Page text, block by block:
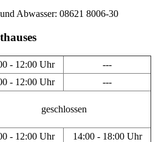
Abwasser: 08621 8006-30
- 12:00 Uhr
---
- 12:00 Uhr ---
geschlossen
- 12:00 Uhr
14:00 - 18:00 Uhr